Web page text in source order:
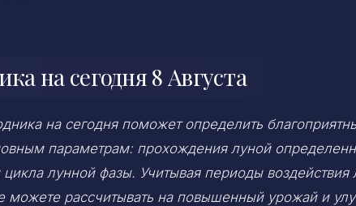
на сегодня 8 Августа
на сегодня поможет определить
параметрам: прохождения луной
лунной фазы. Учитывая периоды воздействия
можете рассчитывать на повышенный урожай и